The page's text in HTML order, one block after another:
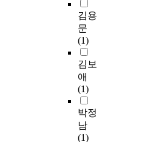
김용
문
(1)
김보
애
(1)
박정
남
(1)